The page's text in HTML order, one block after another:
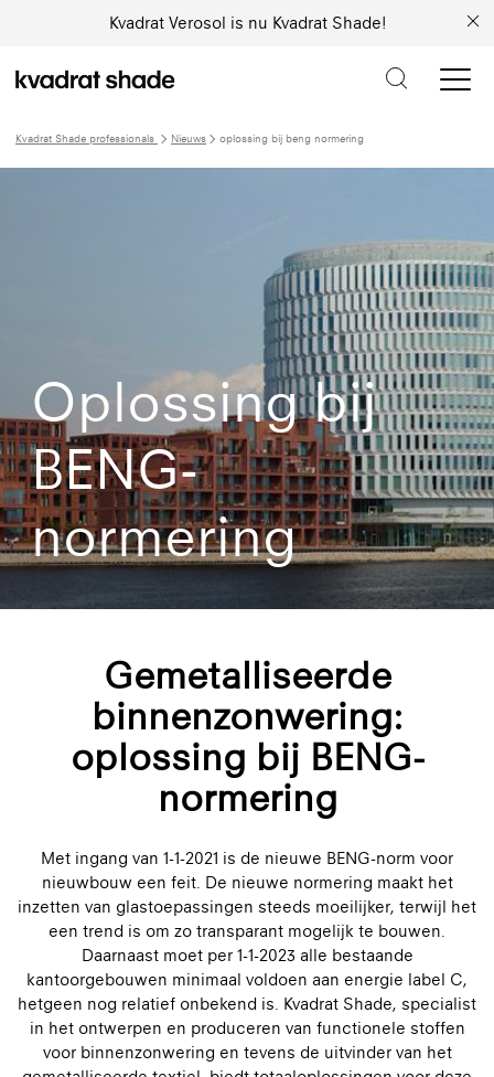
Kvadrat Verosol is nu Kvadrat Shade!
Kvadrat Shade professionals Nieuws oplossing bij beng normering
Oplossing bij
BENG-
normering
Gemetalliseerde
binnenzonwering:
oplossing bij BENG-
normering
Met ingang van 1-1-2021 is de nieuwe BENG-norm voor
nieuwbouw een feit. De nieuwe normering maakt het
inzetten van glastoepassingen steeds moeilijker, terwijl het
een trend is om zo transparant mogelijk te bouwen.
Daarnaast moet per 1-1-2023 alle bestaande
kantoorgebouwen minimaal voldoen aan energie label C,
hetgeen nog relatief onbekend is. Kvadrat Shade, specialist
in het ontwerpen en produceren van functionele stoffen
voor binnenzonwering en tevens de uitvinder van het